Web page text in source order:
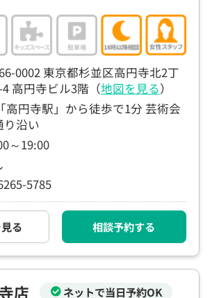
0002 東京都杉並区高円寺北2丁
4 高円寺ビル3階（地図を見る）
高円寺駅」から徒歩で1分 芸術会
り沿い
～19:00
5785
る 相談予約する
店 ネットで当日予約OK